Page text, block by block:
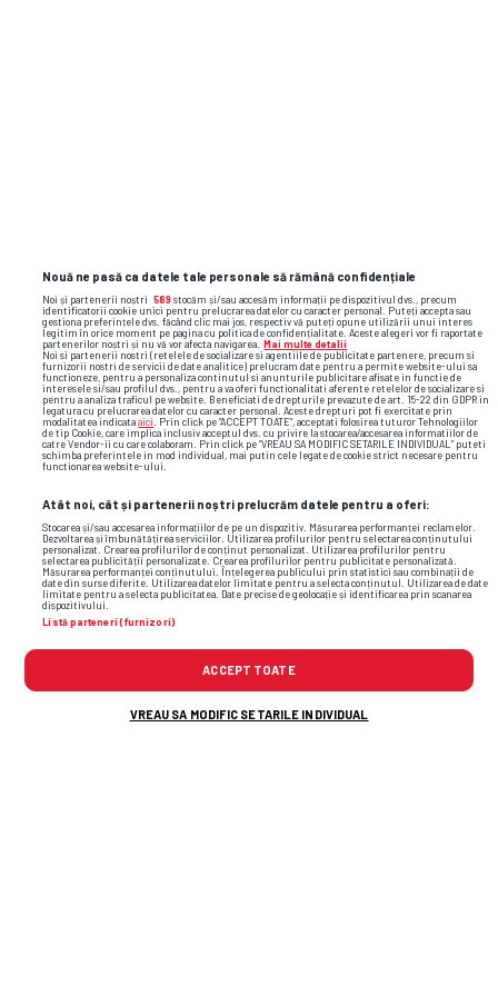
Foto1/39: Fotomontaj GSP
Nouă ne pasă ca datele tale personale să rămână confidențiale
Noi și partenerii noștri 589 stocăm și/sau accesăm informații pe dispozitivul dvs., precum
identificatorii cookie unici pentru prelucrarea datelor cu caracter personal. Puteți accepta sau
gestiona preferințele dvs. făcând clic mai jos, respectiv vă puteți opune utilizării unui interes
legitim în orice moment pe pagina cu politica de confidențialitate. Aceste alegeri vor fi raportate
partenerilor noștri și nu vă vor afecta navigarea. Mai multe detalii
Noi si partenerii nostri (retelele de socializare si agentiile de publicitate partenere, precum si
furnizorii nostri de servicii de date analitice) prelucram date pentru a permite website-ului sa
functioneze, pentru a personaliza continutul si anunturile publicitare afisate in functie de
interesele si/sau profilul dvs., pentru a va oferi functionalitati aferente retelelor de socializare si
pentru a analiza traficul pe website. Beneficiati de drepturile prevazute de art. 15-22 din GDPR in
legatura cu prelucrarea datelor cu caracter personal. Aceste drepturi pot fi exercitate prin
modalitatea indicataaici
. Prin click pe “ACCEPT TOATE”, acceptati folosirea tuturor Tehnologiilor
de tip Cookie, care implica inclusiv acceptul dvs. cu privire la stocarea/accesarea informatiilor de
catre Vendor-ii cu care colaboram. Prin click pe “VREAU SA MODIFIC SETARILE INDIVIDUAL” puteti
schimba preferintele in mod individual, mai putin cele legate de cookie strict necesare pentru
functionarea website-ului.
Atât noi, cât și partenerii noștri prelucrăm datele pentru a oferi:
Stocarea și/sau accesarea informațiilor de pe un dispozitiv. Măsurarea performanței reclamelor.
Dezvoltarea și îmbunătățirea serviciilor. Utilizarea profilurilor pentru selectarea conținutului
personalizat. Crearea profilurilor de conținut personalizat. Utilizarea profilurilor pentru
selectarea publicității personalizate. Crearea profilurilor pentru publicitate personalizată.
Măsurarea performanței conținutului. Înțelegerea publicului prin statistici sau combinații de
date din surse diferite. Utilizarea datelor limitate pentru a selecta conținutul. Utilizarea de date
limitate pentru a selecta publicitatea. Date precise de geolocație și identificarea prin scanarea
dispozitivului.
Listă parteneri (furnizori)
ACCEPT TOATE
VREAU SA MODIFIC SETARILE INDIVIDUAL